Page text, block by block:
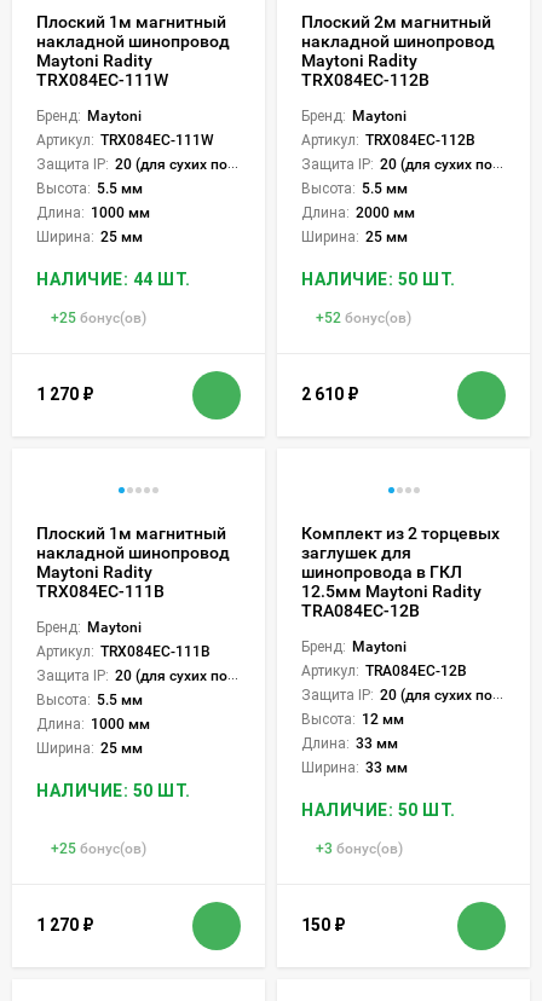
Плоский 1м магнитный
накладной шинопровод
Maytoni Radity
TRX084EC-111W
Бренд: Maytoni
Артикул: TRX084EC-111W
Защита IP: 20 (для сухих пом.)
Высота: 5.5 мм
Длина: 1000 мм
Ширина: 25 мм
НАЛИЧИЕ: 44 ШТ.
+25 бонус(ов)
1 270 ₽
Плоский 2м магнитный
накладной шинопровод
Maytoni Radity
TRX084EC-112B
Бренд: Maytoni
Артикул: TRX084EC-112B
Защита IP: 20 (для сухих пом.)
Высота: 5.5 мм
Длина: 2000 мм
Ширина: 25 мм
НАЛИЧИЕ: 50 ШТ.
+52 бонус(ов)
2 610 ₽
Плоский 1м магнитный
накладной шинопровод
Maytoni Radity
TRX084EC-111B
Бренд: Maytoni
Артикул: TRX084EC-111B
Защита IP: 20 (для сухих пом.)
Высота: 5.5 мм
Длина: 1000 мм
Ширина: 25 мм
НАЛИЧИЕ: 50 ШТ.
+25 бонус(ов)
1 270 ₽
Комплект из 2 торцевых
заглушек для
шинопровода в ГКЛ
12.5мм Maytoni Radity
TRA084EC-12B
Бренд: Maytoni
Артикул: TRA084EC-12B
Защита IP: 20 (для сухих пом.)
Высота: 12 мм
Длина: 33 мм
Ширина: 33 мм
НАЛИЧИЕ: 50 ШТ.
+3 бонус(ов)
150 ₽